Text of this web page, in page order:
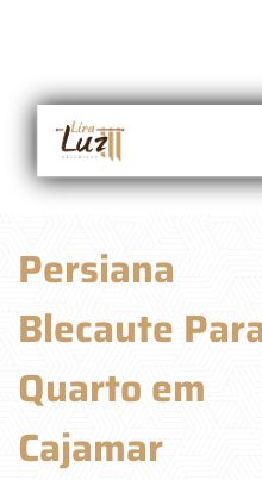
Persiana
Blecaute
Quarto em
Cajamar